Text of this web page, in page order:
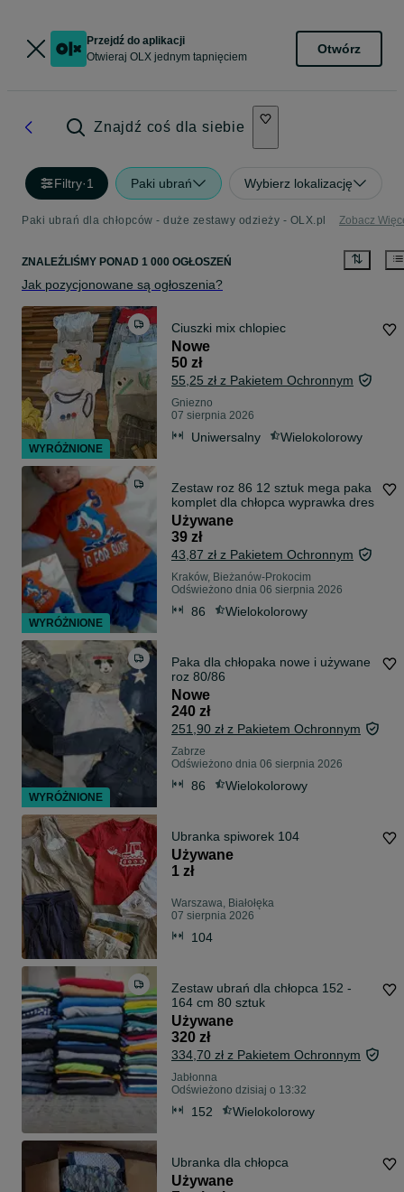
Przejdź do aplikacji
Otwieraj OLX jednym tapnięciem
Otwórz
Znajdź coś dla siebie
Filtry·1 Paki ubrań Wybierz lokalizację
Paki ubrań dla chłopców - duże zestawy odzieży - OLX.pl Zobacz
ZNALEŹLIŚMY PONAD 1 000 OGŁOSZEŃ
Jak pozycjonowane są ogłoszenia?
Ciuszki mix chlopiec
Nowe
50 zł
55,25 zł z Pakietem Ochronnym
Gniezno
07 sierpnia 2026
Uniwersalny Wielokolorowy
Zestaw roz 86 12 sztuk mega paka
komplet dla chłopca wyprawka dres
Używane
39 zł
43,87 zł z Pakietem Ochronnym
Kraków, Bieżanów-Prokocim
Odświeżono dnia 06 sierpnia 2026
86 Wielokolorowy
Paka dla chłopaka nowe i używane
roz 80/86
Nowe
240 zł
251,90 zł z Pakietem Ochronnym
Zabrze
Odświeżono dnia 06 sierpnia 2026
86 Wielokolorowy
Ubranka spiworek 104
Używane
1 zł
Warszawa, Białołęka
07 sierpnia 2026
104
Zestaw ubrań dla chłopca 152 -
164 cm 80 sztuk
Używane
320 zł
334,70 zł z Pakietem Ochronnym
Jabłonna
Odświeżono dzisiaj o 13:32
152 Wielokolorowy
Ubranka dla chłopca
Używane
WYRÓŻNIONE
WYRÓŻNIONE
WYRÓŻNIONE